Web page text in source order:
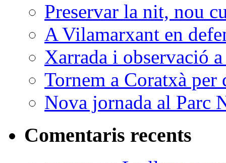
Preservar la nit, nou
A Vilamarxant en
Xarrada i observació
Tornem a Coratxà per
Nova jornada al Parc
Comentaris recents